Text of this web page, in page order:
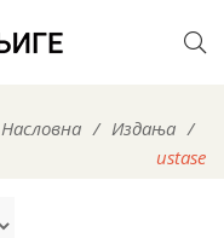
Насловна / Издања /
ustase